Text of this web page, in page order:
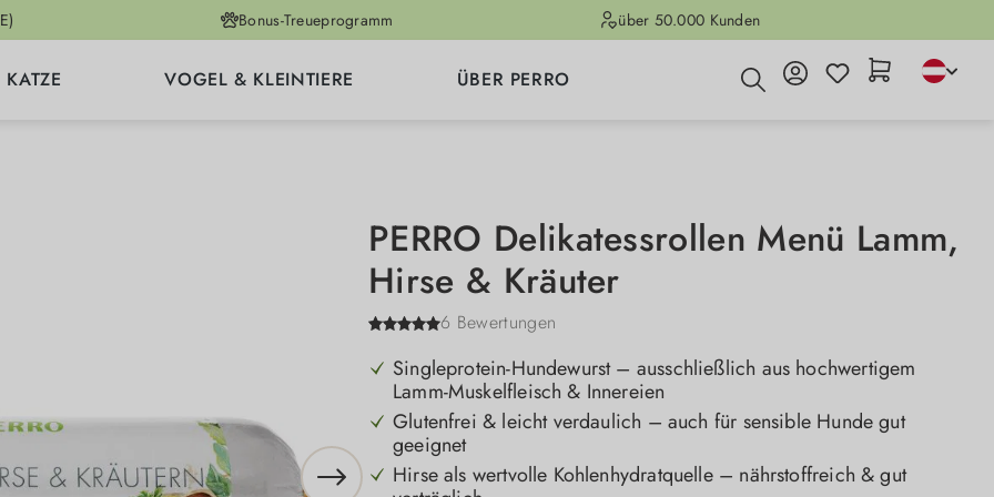
Bonus-Treueprogramm über 50.000 Kunden
KATZE VOGEL & KLEINTIERE ÜBER PERRO
PERRO Delikatessrollen Menü Lamm,
Hirse & Kräuter
6 Bewertungen
Singleprotein-Hundewurst – ausschließlich aus hochwertigem
Lamm-Muskelfleisch & Innereien
Glutenfrei & leicht verdaulich – auch für sensible Hunde gut
geeignet
Hirse als wertvolle Kohlenhydratquelle – nährstoffreich & gut